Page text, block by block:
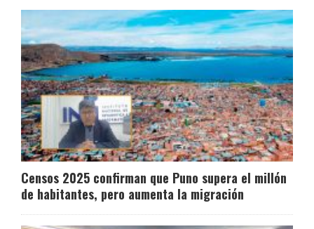
Censos 2025 confirman que Puno supera el millón
de habitantes, pero aumenta la migración